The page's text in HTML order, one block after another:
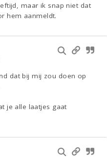
maar ik snap niet dat
hem aanmeldt.
dat bij mij zou doen op
je alle laatjes gaat